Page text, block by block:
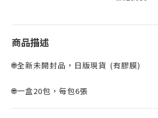
商品描述
🌐全新未開封品，日版現貨 ⁣⁣(有膠膜)
🌐一盒20包，每包6張